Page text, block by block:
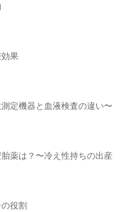
果
定機器と血液検査の違い〜
薬は？〜冷え性持ちの出産
役割